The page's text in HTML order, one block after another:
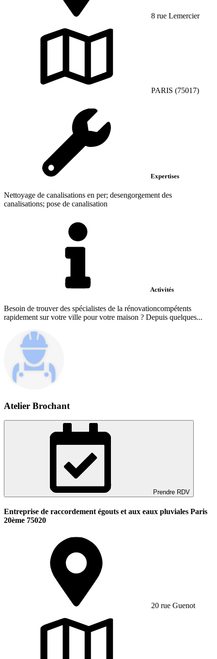
8 rue Lemercier
PARIS (75017)
Expertises
Nettoyage de canalisations en per; desengorgement des
canalisations; pose de canalisation
Activités
Besoin de trouver des spécialistes de la rénovationcompétents
rapidement sur votre ville pour votre maison ? Depuis quelques...
Atelier Brochant
Prendre RDV
Entreprise de raccordement égouts et aux eaux pluviales Paris
20ème 75020
20 rue Guenot